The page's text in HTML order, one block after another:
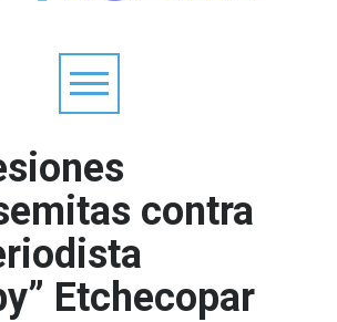
contra
Etchecopar